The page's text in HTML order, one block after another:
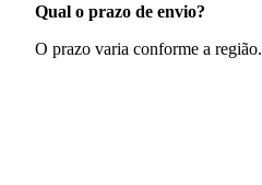
Qual o prazo de envio?
O prazo varia conforme a região.